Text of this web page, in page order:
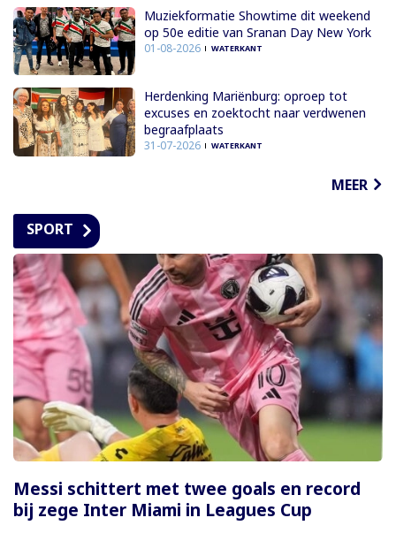
Muziekformatie Showtime dit weekend
op 50e editie van Sranan Day New York
01-08-2026 WATERKANT
Herdenking Mariënburg: oproep tot
excuses en zoektocht naar verdwenen
begraafplaats
31-07-2026 WATERKANT
MEER
SPORT
Messi schittert met twee goals en record
bij zege Inter Miami in Leagues Cup